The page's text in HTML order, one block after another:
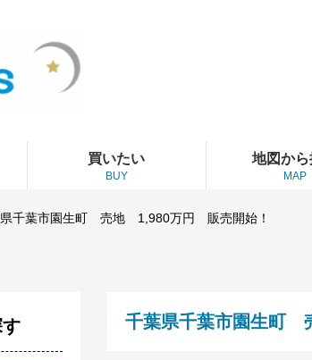
買いたい
BUY
地図か
MAP
千葉市園生町 売地 1,980万円 販売開始！
千葉県千葉市園生町